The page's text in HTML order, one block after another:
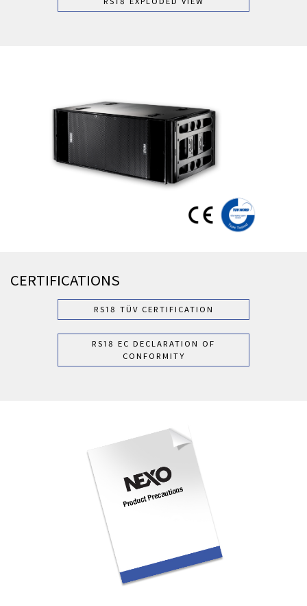
CERTIFICATIONS
RS18 TÜV CERTIFICATION
RS18 EC DECLARATION OF
CONFORMITY